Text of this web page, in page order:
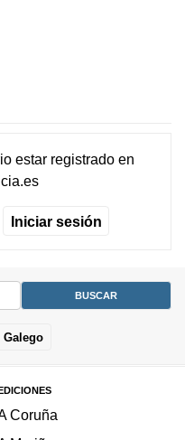
estar registradoen
Iniciar sesión
Galego
Coruña